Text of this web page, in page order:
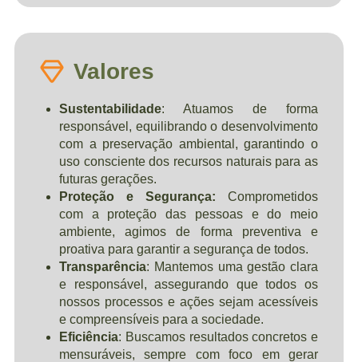
Valores
Sustentabilidade: Atuamos de forma
responsável, equilibrando o desenvolvimento
com a preservação ambiental, garantindo o
uso consciente dos recursos naturais para as
futuras gerações.
Proteção e Segurança: Comprometidos
com a proteção das pessoas e do meio
ambiente, agimos de forma preventiva e
proativa para garantir a segurança de todos.
Transparência: Mantemos uma gestão clara
e responsável, assegurando que todos os
nossos processos e ações sejam acessíveis
e compreensíveis para a sociedade.
Eficiência: Buscamos resultados concretos e
mensuráveis, sempre com foco em gerar